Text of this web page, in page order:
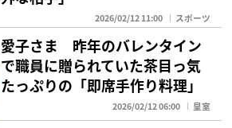
2026/02/12 11:00 スポーツ
愛子さま 昨年のバレンタイン
で職員に贈られていた茶目っ気
たっぷりの「即席手作り料理」
2026/02/12 06:00 皇室